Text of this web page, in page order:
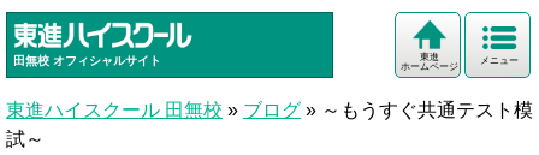
田無校 オフィシャルサイト メニュー
東進
ホームページ
東進ハイスクール 田無校 » ブログ » ～もうすぐ共通テスト模
試～